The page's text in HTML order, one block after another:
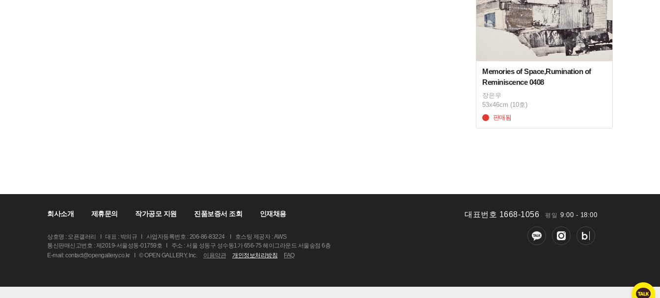
Memories of Space,Rumination of
Reminiscence 0408
장은우
53x46cm (10호)
판매됨
회사소개 제휴문의 작가공모 지원 진품보증서 조회 인재채용 대표번호 1668-1056 평일 9:00 - 18:00
상호명 : 오픈갤러리 대표 : 박의규 사업자등록번호 : 206-86-83224
호스팅 제공자 : AWS
통신판매신고번호 : 제2019-서울성동-01759호
주소 : 서울 성동구 성수동1가 656-75 헤이그라운드 서울숲점 6층
E-mail: contact@opengallery.co.kr
© OPEN GALLERY, Inc. 이용약관 개인정보처리방침 FAQ